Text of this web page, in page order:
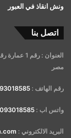
ونش انقاذ في العبور
اتصل بنا
مصر
رقم الهاتف :
واتس اب :
البريد الالكتروني :